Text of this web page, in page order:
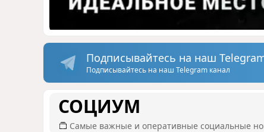
Подписывайтесь на наш
Подписывайтесь на наш Telegram канал
СОЦИУМ
Самые важные и оперативные социальные